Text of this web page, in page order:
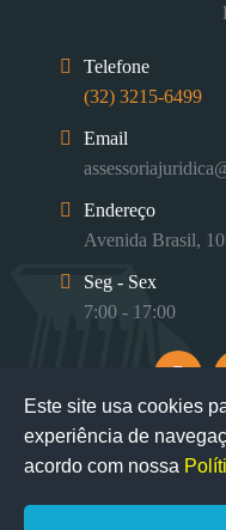
Telefone
(32) 3215-6499
Email
Endereço
Avenida Brasil,
Seg - Sex
7:00 - 17:00
Este site usa cookies
experiência de
acordo com nossa